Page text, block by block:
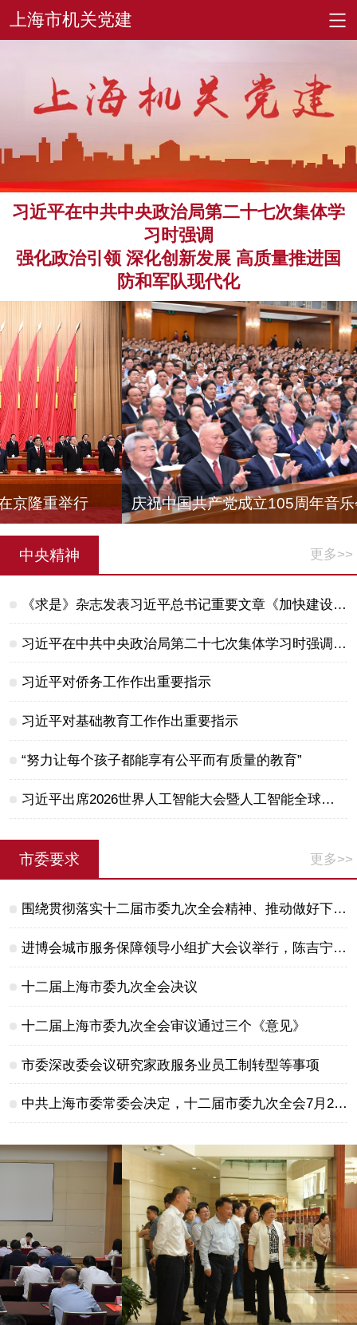
习近平在中共中央政治局第二十七次集体学
习时强调
强化政治引领 深化创新发展 高质量推进国
防和军队现代化
庆祝中国共产党成立105周年音乐会在京举行
中央精神 更多>>
《求是》杂志发表习近平总书记重要文章《加快建设健康中国》
习近平在中共中央政治局第二十七次集体学习时强调 强化政治引领 深化创新发展 高质量推进国防和军队现代化
习近平对侨务工作作出重要指示
习近平对基础教育工作作出重要指示
“努力让每个孩子都能享有公平而有质量的教育”
习近平出席2026世界人工智能大会暨人工智能全球治理高级别会议开幕式并发表主旨讲话
市委要求 更多>>
围绕贯彻落实十二届市委九次全会精神、推动做好下半年经济工作，陈吉宁走访调研企业
进博会城市服务保障领导小组扩大会议举行，陈吉宁王文涛龚正出席
十二届上海市委九次全会决议
十二届上海市委九次全会审议通过三个《意见》
市委深改委会议研究家政服务业员工制转型等事项
中共上海市委常委会决定，十二届市委九次全会7月24日召开